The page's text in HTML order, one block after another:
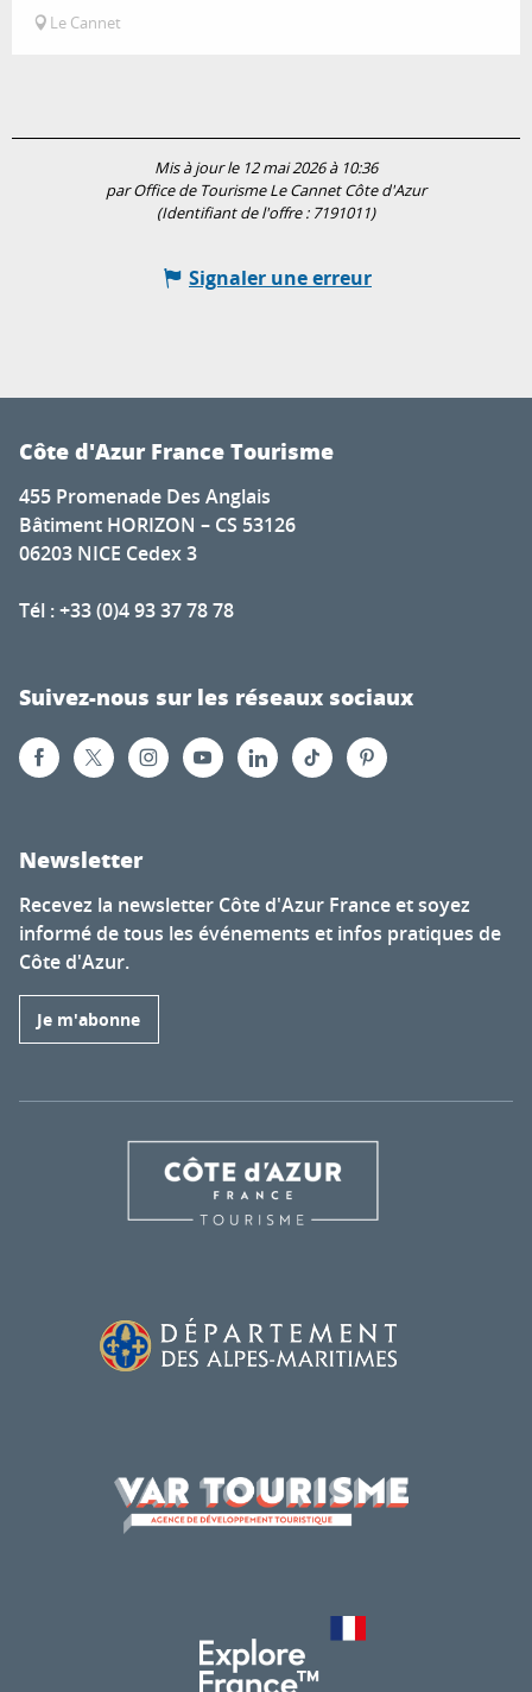
Le Cannet
Mis à jour le 12 mai 2026 à 10:36
par Office de Tourisme Le Cannet Côte d'Azur
(Identifiant de l'offre : 7191011)
Signaler une erreur
Côte d'Azur France Tourisme
455 Promenade Des Anglais
Bâtiment HORIZON – CS 53126
06203 NICE Cedex 3
Tél : +33 (0)4 93 37 78 78
Suivez-nous sur les réseaux sociaux
Newsletter
Recevez la newsletter Côte d'Azur France et soyez
informé de tous les événements et infos pratiques de
Côte d'Azur.
Je m'abonne